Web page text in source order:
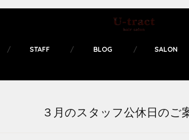
STAFF BLOG SALON
３月のスタッフ公休日のご